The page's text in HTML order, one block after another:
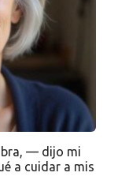
— dijo mi
a cuidar a mis